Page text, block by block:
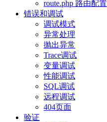
route.php 路由配置
错误和调试
调试模式
异常处理
抛出异常
Trace调试
变量调试
性能调试
SQL调试
远程调试
404页面
验证